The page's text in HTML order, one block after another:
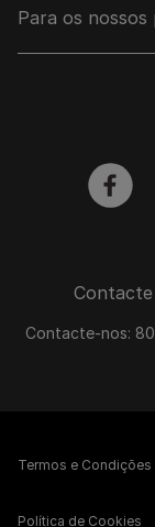
Para os nossos
Contacte
Contacte-nos:
Termos e Condições
Política de Cookies